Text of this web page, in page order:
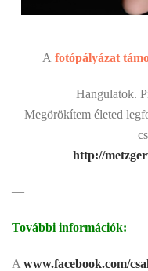
A fotópályázat
Hangulatok.
Megörökítem életed
http://
—
További információk:
A www.facebook.com/